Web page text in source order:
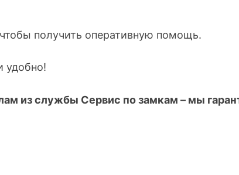
получить оперативную помощь.
удобно!
из службы Сервис по замкам – мы